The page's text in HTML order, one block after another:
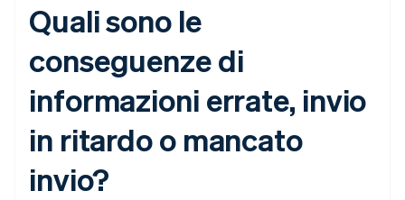
Quali sono le
conseguenze di
informazioni errate, invio
in ritardo o mancato
invio?